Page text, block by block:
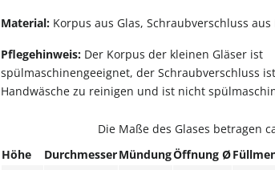
Material: Korpus aus Glas, Schraubverschluss
Pflegehinweis: Der Korpus der kleinen Gläser ist
spülmaschinengeeignet, der Schraubverschluss
Handwäsche zu reinigen und ist nicht
Die Maße des Glases betragen
Höhe
DurchmesserMündungÖffnung Ø